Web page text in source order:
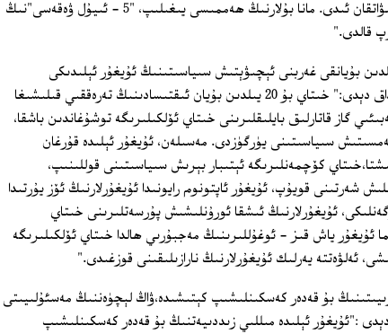
مىللىتىنىڭ نارازىلىقىنى قوزغاپ كېلىۋاتقان ئىدى. مانا بۇلارنىڭ ھەممىسى يىغىلىپ، "5 - ئىيۇل ۋەقەسى"نىڭ
قالدى."
خانىم خىتاينىڭ 20 يىلدىن بۇيانقى غەربنى ئېچىۋېتىش سىياسىتىنىڭ ئۇيغۇر ئېلىدىكى
ئەمەلىيىتى ھەققىدە توختىلىپ مۇنداق دېدى:" خىتاي بۇ 20 يىلدىن بۇيان ئىقتىسادىنىڭ تەرەققىي قىلىشىغا
گاز قاتارلىق بايلىقلىرىنى خىتاي ئۆلكىلىرىگە توشۇغاندىن باشقا،
سىياسىتىنى يۈرگۈزدى. مەسىلەن، ئۇيغۇر ئېلىدە قۇرغان
كۆچمەنلىرىگە ئېتىبار بېرىش سىياسىتىنى قوللىنىپ،
شەرتىنى قويۇپ، ئۇيغۇر ئاپتونوم رايونىدا ئۇيغۇرلارنىڭ ئۆز يۇرتىدا
ئۇيغۇرلارنىڭ ئىشقا ئورۇنلىشىش پۇرسەتلىرىنى خىتاي
ئۇيغۇر ياش قىز - ئوغۇللىرىنىڭ مەجبۇرىي ھالدا خىتاي ئۆلكىلىرىگە
ئەلۋەتتە يەرلىك ئۇيغۇرلارنىڭ نارازىلىقىنى قوزغىدى."
بۇ قەدەر كەسكىنلىشىپ كېتىشىدە،ۋاڭ لېچۈەننىڭ مەسئۇلىيىتى
:"ئۇيغۇر ئېلىدە مىللىي زىددىيەتنىڭ بۇ قەدەر كەسكىنلىشىپ